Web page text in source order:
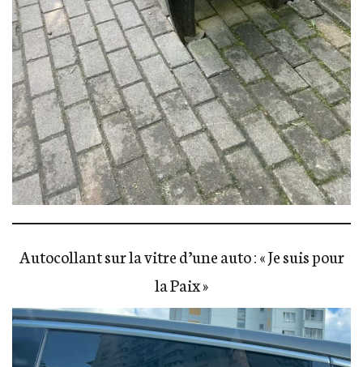
Autocollant sur la vitre d’une auto : « Je suis pour
la Paix »